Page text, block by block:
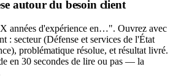
autour du besoin client
années d'expérience en…". Ouvrez avec
: secteur (Défense et services de l'État
problématique résolue, et résultat livré.
en 30 secondes de lire ou pas — la